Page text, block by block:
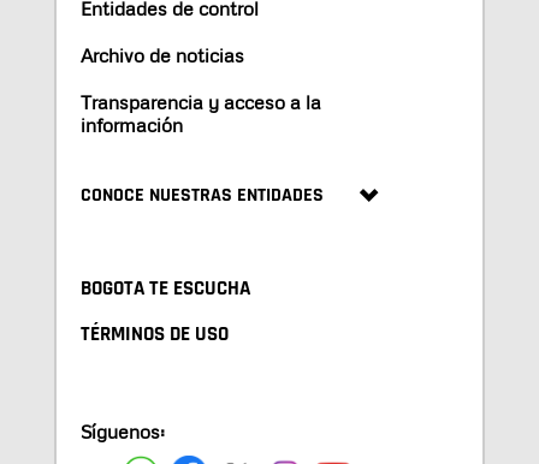
Entidades de control
Archivo de noticias
Transparencia y acceso a la
información
CONOCE NUESTRAS ENTIDADES
BOGOTA TE ESCUCHA
TÉRMINOS DE USO
Síguenos: